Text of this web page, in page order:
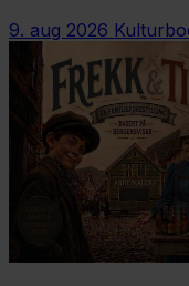
9. aug 2026